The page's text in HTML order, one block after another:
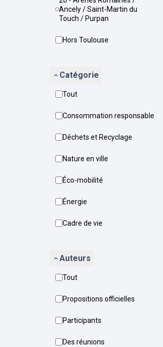
Ancely / Saint-Martin du
Touch / Purpan
Hors Toulouse
Catégorie
Tout
Consommation responsable
Déchets et Recyclage
Nature en ville
Éco-mobilité
Énergie
Cadre de vie
Auteurs
Tout
Propositions officielles
Participants
Des réunions